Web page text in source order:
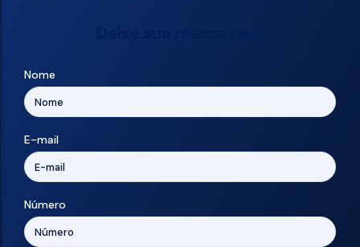
Nome
E-mail
Número